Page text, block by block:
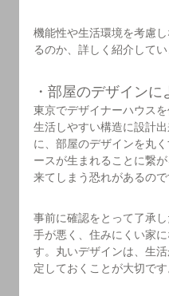
機能性や生活環境を考慮
るのか、詳しく紹介してい
・部屋のデザイン
東京でデザイナーハウス
生活しやすい構造に設計
に、部屋のデザインを丸
ースが生まれることに繋
来てしまう恐れがあるので
事前に確認をとって了承
手が悪く、住みにくい家
す。丸いデザインは、生
定しておくことが大切です